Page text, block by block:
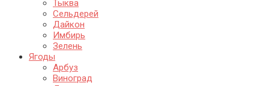
Тыква
Сельдерей
Дайкон
Имбирь
Зелень
Ягоды
Арбуз
Виноград